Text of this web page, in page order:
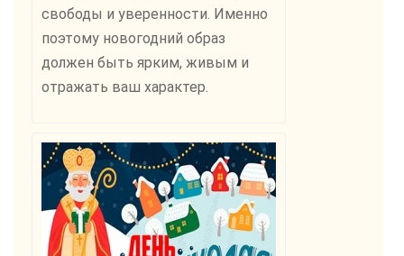
свободы и уверенности. Именно
поэтому новогодний образ
должен быть ярким, живым и
отражать ваш характер.